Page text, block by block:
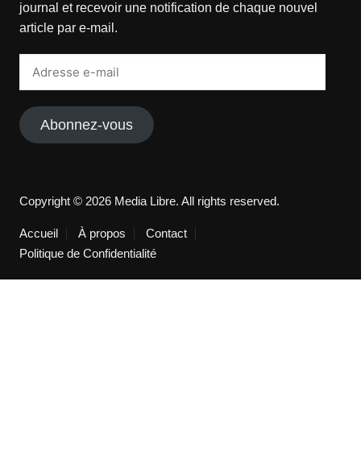
journal et recevoir une notification de chaque nouvel
article par e-mail.
Abonnez-vous
Copyright © 2026 Media Libre. All rights reserved.
Accueil À propos
Contact
Politique de Confidentialité